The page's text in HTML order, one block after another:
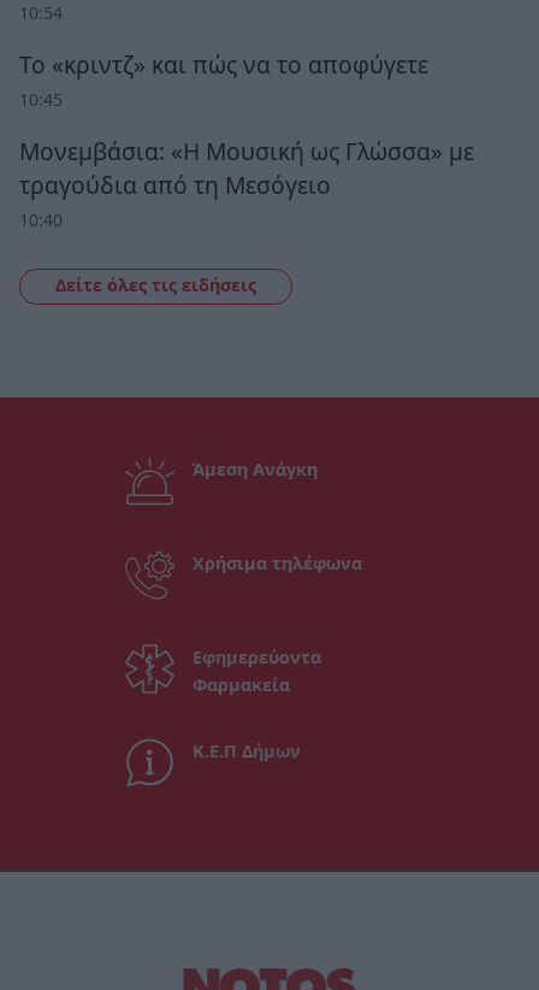
10:54
Το «κριντζ» και πώς να το αποφύγετε
10:45
Μονεμβάσια: «Η Μουσική ως Γλώσσα» με
τραγούδια από τη Μεσόγειο
10:40
Δείτε όλες τις ειδήσεις
Άμεση Ανάγκη
Χρήσιμα τηλέφωνα
Εφημερεύοντα
Φαρμακεία
Κ.Ε.Π Δήμων